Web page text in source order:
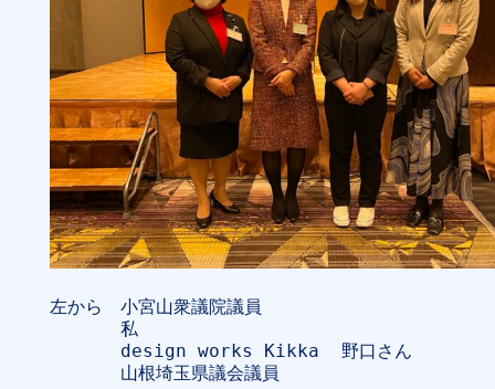
左から　小宮山衆議院議員
私
design works Kikka  野口さん
山根埼玉県議会議員